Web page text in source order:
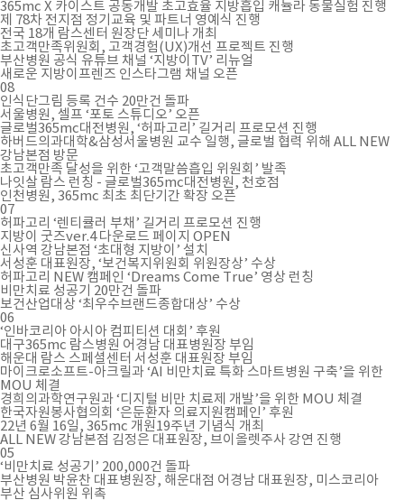
365mc X 카이스트 공동개발 초고효율 지방흡입 캐뉼라 동물실험 진행
제 78차 전지점 정기교육 및 파트너 영예식 진행
전국 18개 람스센터 원장단 세미나 개최
초고객만족위원회, 고객경험(UX)개선 프로젝트 진행
부산병원 공식 유튜브 채널 ‘지방이TV’ 리뉴얼
새로운 지방이프렌즈 인스타그램 채널 오픈
08
인식단그림 등록 건수 20만건 돌파
서울병원, 셀프 ‘포토 스튜디오’ 오픈
글로벌365mc대전병원, ‘허파고리’ 길거리 프로모션 진행
하버드의과대학&삼성서울병원 교수 일행, 글로벌 협력 위해 ALL NEW
강남본점 방문
초고객만족 달성을 위한 ‘고객말씀흡입 위원회’ 발족
나잇살 람스 런칭 - 글로벌365mc대전병원, 천호점
인천병원, 365mc 최초 최단기간 확장 오픈
07
허파고리 ‘렌티큘러 부채’ 길거리 프로모션 진행
지방이 굿즈ver.4 다운로드 페이지 OPEN
신사역 강남본점 ‘초대형 지방이’ 설치
서성훈 대표원장, ‘보건복지위원회 위원장상’ 수상
허파고리 NEW 캠페인 ‘Dreams Come True’ 영상 런칭
비만치료 성공기 20만건 돌파
보건산업대상 ‘최우수브랜드종합대상’ 수상
06
‘인바코리아 아시아 컴피티션 대회’ 후원
대구365mc 람스병원 어경남 대표병원장 부임
해운대 람스 스페셜센터 서성훈 대표원장 부임
마이크로소프트-아크릴과 ‘AI 비만치료 특화 스마트병원 구축’을 위한
MOU 체결
경희의과학연구원과 ‘디지털 비만 치료제 개발’을 위한 MOU 체결
한국자원봉사협의회 ‘은둔환자 의료지원캠페인’ 후원
22년 6월 16일, 365mc 개원19주년 기념식 개최
ALL NEW 강남본점 김정은 대표원장, 브이올렛주사 강연 진행
05
‘비만치료 성공기’ 200,000건 돌파
부산병원 박윤찬 대표병원장, 해운대점 어경남 대표원장, 미스코리아
부산 심사위원 위촉